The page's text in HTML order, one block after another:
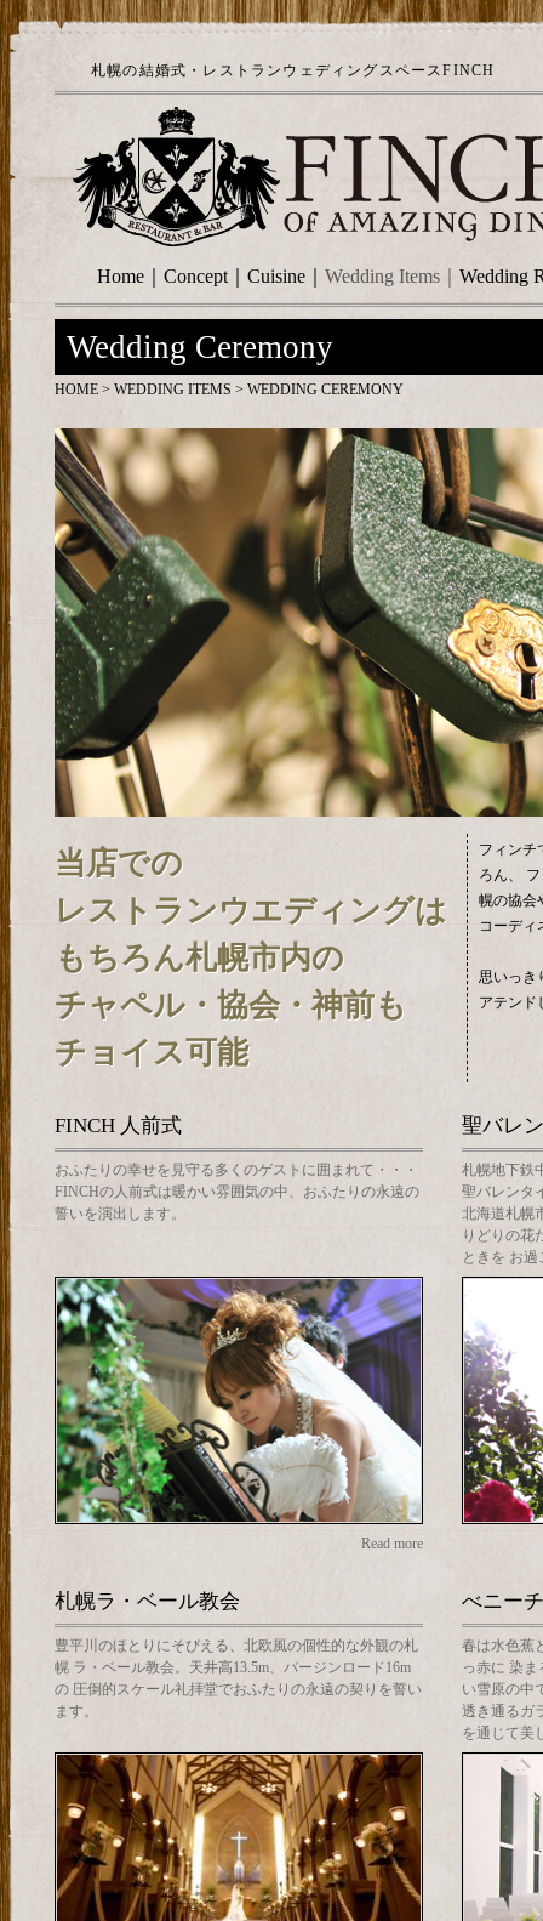
札幌の結婚式・レストランウェディングスペースFINCH
Home Concept Cuisine Wedding Items Wedding
Wedding Ceremony
HOME > WEDDING ITEMS > WEDDING CEREMONY
当店での
レストランウエディングは
もちろん札幌市内の
チャペル・協会・神前も
チョイス可能
フィンチ
ろん、
幌の協会
コーディ
思いっき
アテンド
FINCH 人前式
おふたりの幸せを見守る多くのゲストに囲まれて・・・
FINCHの人前式は暖かい雰囲気の中、おふたりの永遠の
誓いを演出します。
Read more
聖バレ
札幌地下鉄
聖バレンタ
北海道札幌
りどりの花
ときを お
札幌ラ・ベール教会
豊平川のほとりにそびえる、北欧風の個性的な外観の札
幌 ラ・ベール教会。天井高13.5m、バージンロード16m
の 圧倒的スケール礼拝堂でおふたりの永遠の契りを誓い
ます。
べニー
春は水色蕉
っ赤に 染
い雪原の中
透き通るガ
を通じて美